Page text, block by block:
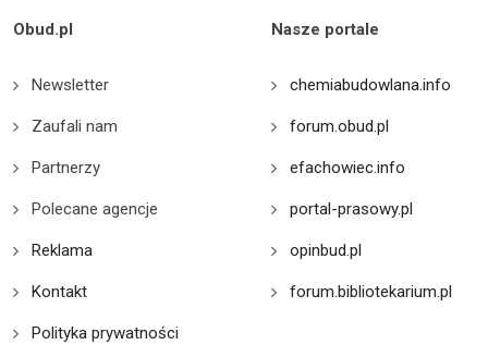
Obud.pl
Newsletter
Zaufali nam
Partnerzy
Polecane agencje
Reklama
Kontakt
Polityka prywatności
Nasze portale
chemiabudowlana.info
forum.obud.pl
efachowiec.info
portal-prasowy.pl
opinbud.pl
forum.bibliotekarium.pl